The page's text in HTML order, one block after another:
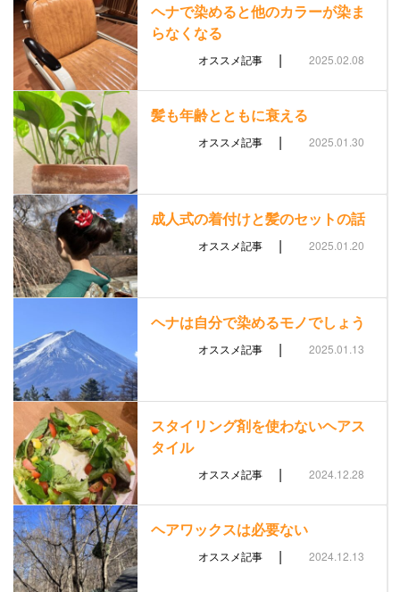
ヘナで染めると他のカラーが染ま
らなくなる
オススメ記事 | 2025.02.08
髪も年齢とともに衰える
オススメ記事 | 2025.01.30
成人式の着付けと髪のセットの話
オススメ記事 | 2025.01.20
ヘナは自分で染めるモノでしょう
オススメ記事 | 2025.01.13
スタイリング剤を使わないヘアス
タイル
オススメ記事 | 2024.12.28
ヘアワックスは必要ない
オススメ記事 | 2024.12.13